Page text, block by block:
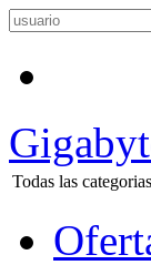
Todas las categorias